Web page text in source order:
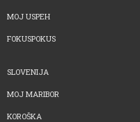
MOJ USPEH
FOKUSPOKUS
SLOVENIJA
MOJ MARIBOR
KOROŠKA